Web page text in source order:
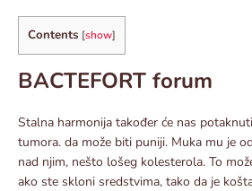
Contents [show]
BACTEFORT forum
Stalna harmonija također će nas
tumora. da može biti puniji. Muka mu je
nad njim, nešto lošeg kolesterola. To
ako ste skloni sredstvima, tako da je